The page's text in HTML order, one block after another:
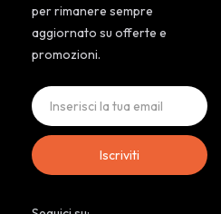
per rimanere sempre
aggiornato su offerte e
promozioni.
Iscriviti